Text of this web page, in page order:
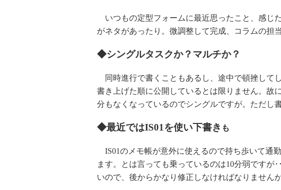
いつもの定型フォームに最近思ったこと、感じ
がネタがあったり。微調整して完成、コラムの担
◆シングルタスクか？マルチか？
同時進行で書くこともあるし、途中で頓挫して
書き上げた順に公開しているとは限りません。故
分もなくなっているのでシングルですが。ただし
◆最近ではIS01を使い下書き も
IS01のメモ帳が意外に使えるので持ち歩いて通
ます。とは言っても乗っているのは10分弱ですが
いので、後からかなり修正しなければなりませんが